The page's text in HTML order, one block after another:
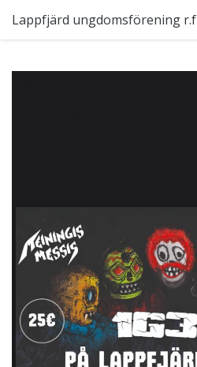
Lappfjärd ungdomsförening r.f